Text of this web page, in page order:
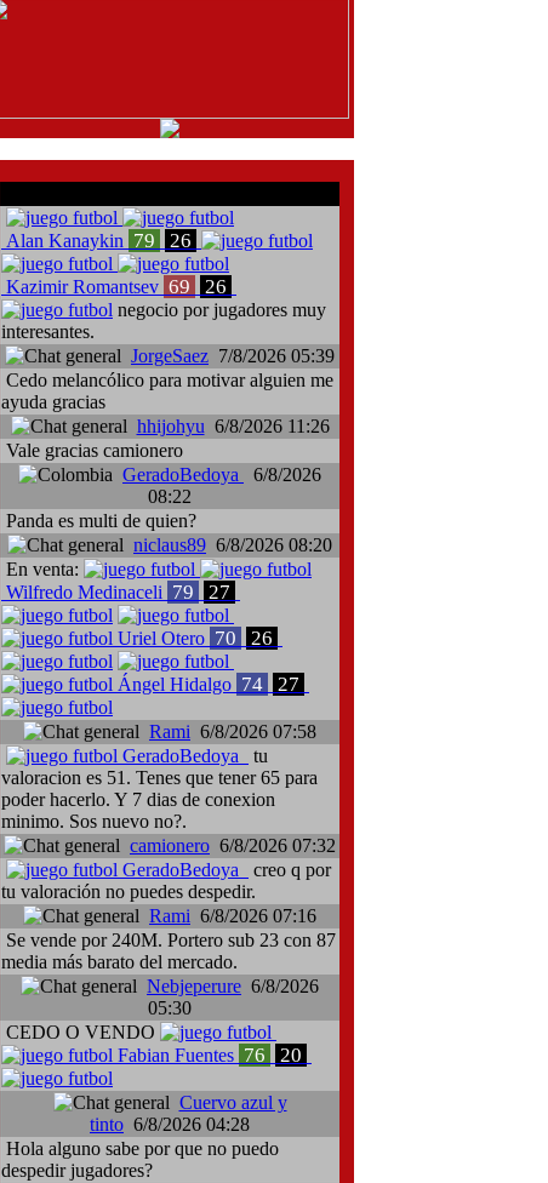
Alan Kanaykin 79 26
Kazimir Romantsev 69 26
negocio por jugadores muy
interesantes.
JorgeSaez 7/8/2026 05:39
Cedo melancólico para motivar alguien me
ayuda gracias
hhijohyu 6/8/2026 11:26
Vale gracias camionero
GeradoBedoya
6/8/2026
08:22
Panda es multi de quien?
niclaus89 6/8/2026 08:20
En venta:
Wilfredo Medinaceli 79 27
Uriel Otero 70 26
Ángel Hidalgo 74 27
Rami 6/8/2026 07:58
GeradoBedoya
tu
valoracion es 51. Tenes que tener 65 para
poder hacerlo. Y 7 dias de conexion
minimo. Sos nuevo no?.
camionero 6/8/2026 07:32
GeradoBedoya
creo q por
tu valoración no puedes despedir.
Rami 6/8/2026 07:16
Se vende por 240M. Portero sub 23 con 87
media más barato del mercado.
Nebjeperure 6/8/2026
05:30
CEDO O VENDO
Fabian Fuentes 76 20
Cuervo azul y
tinto 6/8/2026 04:28
Hola alguno sabe por que no puedo
despedir jugadores?